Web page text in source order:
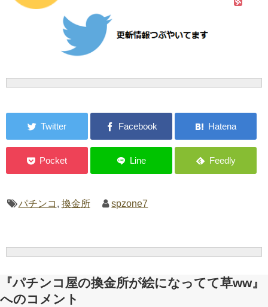
パチンコ , 換金所 spzone7
『パチンコ屋の換金所が絵になってて草ww』
へのコメント